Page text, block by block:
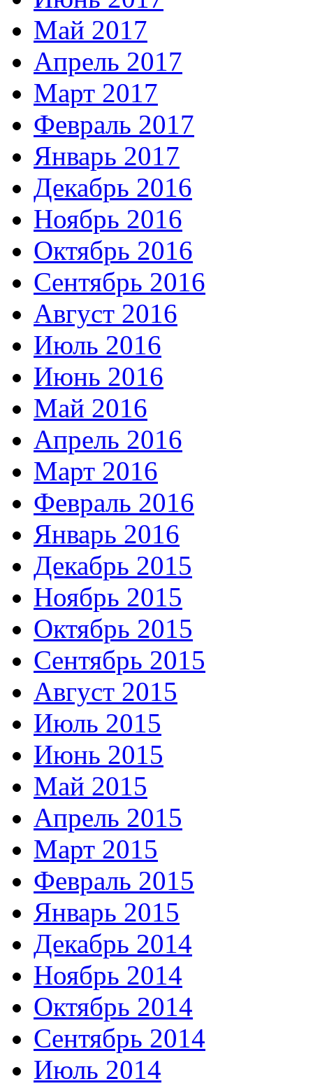
Май 2017
Апрель 2017
Март 2017
Февраль 2017
Январь 2017
Декабрь 2016
Ноябрь 2016
Октябрь 2016
Сентябрь 2016
Август 2016
Июль 2016
Июнь 2016
Май 2016
Апрель 2016
Март 2016
Февраль 2016
Январь 2016
Декабрь 2015
Ноябрь 2015
Октябрь 2015
Сентябрь 2015
Август 2015
Июль 2015
Июнь 2015
Май 2015
Апрель 2015
Март 2015
Февраль 2015
Январь 2015
Декабрь 2014
Ноябрь 2014
Октябрь 2014
Сентябрь 2014
Июль 2014